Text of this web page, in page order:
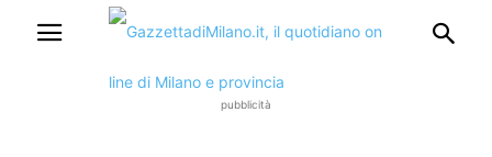
pubblicità